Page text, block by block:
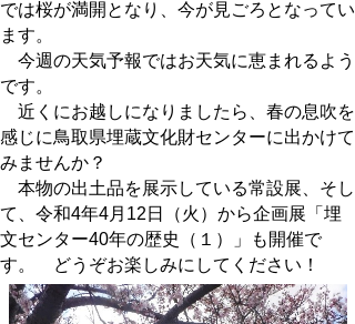
では桜が満開となり、今が見ごろとなってい
ます。
今週の天気予報ではお天気に恵まれるよう
です。
近くにお越しになりましたら、春の息吹を
感じに鳥取県埋蔵文化財センターに出かけて
みませんか？
本物の出土品を展示している常設展、そし
て、令和4年4月12日（火）から企画展「埋
文センター40年の歴史（１）」も開催で
す。 どうぞお楽しみにしてください！